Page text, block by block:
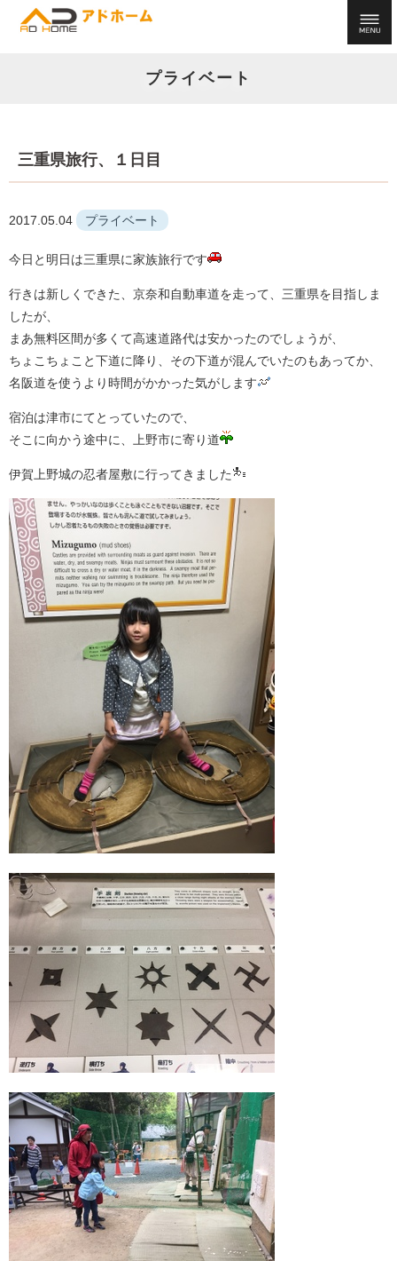
プライベート
三重県旅行、１日目
2017.05.04 プライベート
今日と明日は三重県に家族旅行です
行きは新しくできた、京奈和自動車道を走って、三重県を目指しま
したが、
まあ無料区間が多くて高速道路代は安かったのでしょうが、
ちょこちょこと下道に降り、その下道が混んでいたのもあってか、
名阪道を使うより時間がかかった気がします
宿泊は津市にてとっていたので、
そこに向かう途中に、上野市に寄り道
伊賀上野城の忍者屋敷に行ってきました